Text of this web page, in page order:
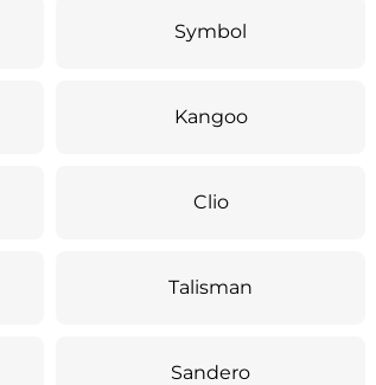
Symbol
Kangoo
Clio
Talisman
Sandero